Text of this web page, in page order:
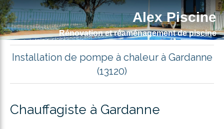
Alex Piscine
Rénovation et réaménagement de piscine
Installation de pompe à chaleur à Gardanne
(13120)
Chauffagiste à Gardanne